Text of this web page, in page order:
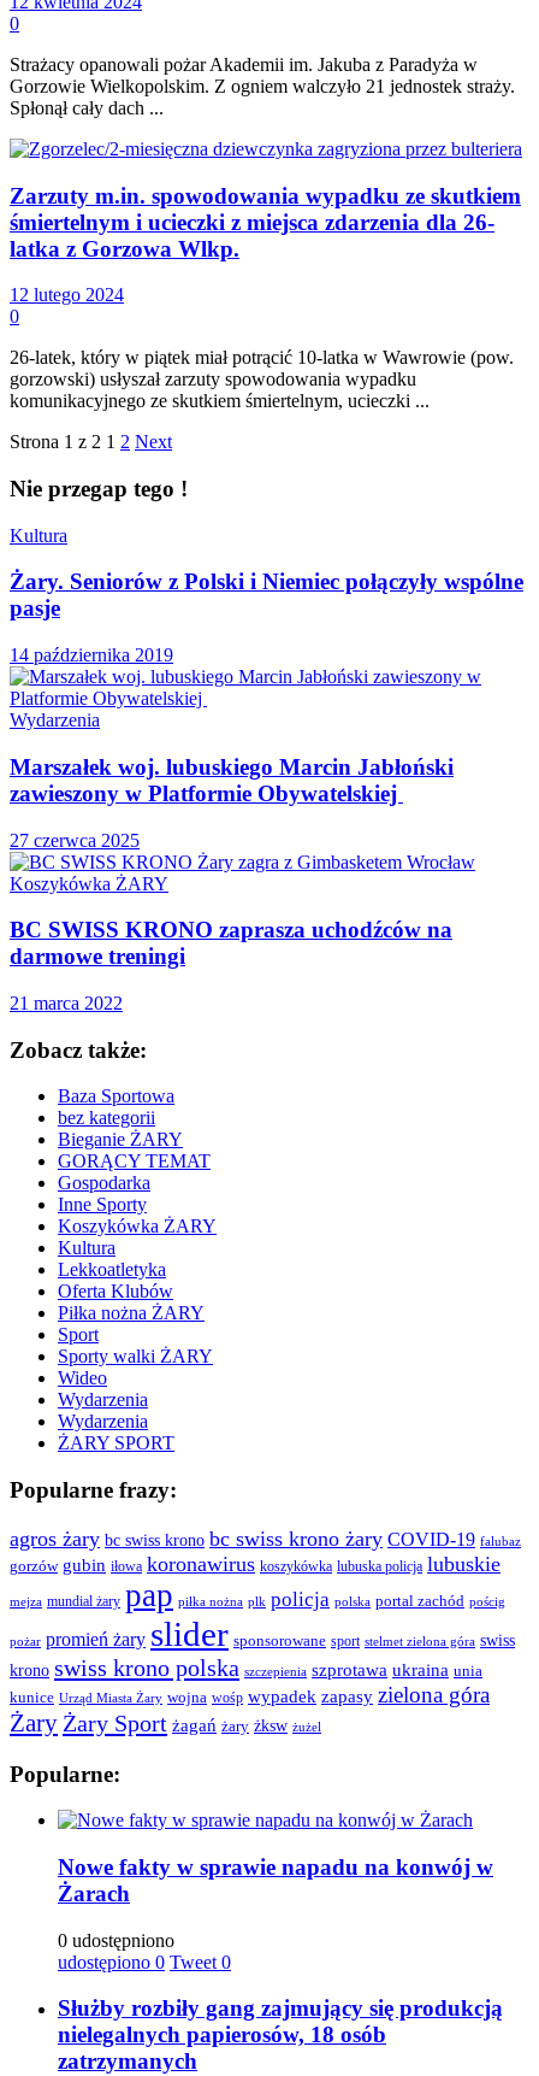
0
Strażacy opanowali pożar Akademii im. Jakuba z Paradyża w
Gorzowie Wielkopolskim. Z ogniem walczyło 21 jednostek straży.
Spłonął cały dach ...
Zarzuty m.in. spowodowania wypadku ze skutkiem
śmiertelnym i ucieczki z miejsca zdarzenia dla 26-
latka z Gorzowa Wlkp.
12 lutego 2024
0
26-latek, który w piątek miał potrącić 10-latka w Wawrowie (pow.
gorzowski) usłyszał zarzuty spowodowania wypadku
komunikacyjnego ze skutkiem śmiertelnym, ucieczki ...
Strona 1 z 2 1 2 Next
Nie przegap tego !
Kultura
Żary. Seniorów z Polski i Niemiec połączyły wspólne
pasje
14 października 2019
Wydarzenia
Marszałek woj. lubuskiego Marcin Jabłoński
zawieszony w Platformie Obywatelskiej
27 czerwca 2025
Koszykówka ŻARY
BC SWISS KRONO zaprasza uchodźców na
darmowe treningi
21 marca 2022
Zobacz także:
Baza Sportowa
bez kategorii
Bieganie ŻARY
GORĄCY TEMAT
Gospodarka
Inne Sporty
Koszykówka ŻARY
Kultura
Lekkoatletyka
Oferta Klubów
Piłka nożna ŻARY
Sport
Sporty walki ŻARY
Wideo
Wydarzenia
Wydarzenia
ŻARY SPORT
Popularne frazy:
agros żary bc swiss krono bc swiss krono żary COVID-19 falubaz
gorzów gubin iłowa koronawirus koszykówka lubuska policja lubuskie
mejza mundial żary pap piłka nożna plk policja polska portal zachód pościg
pożar promień żary slider sponsorowane sport stelmet zielona góra swiss
krono swiss krono polska szczepienia szprotawa ukraina unia
kunice Urząd Miasta Żary wojna wośp wypadek zapasy zielona góra
Żary Żary Sport żagań żary żksw żużel
Popularne:
Nowe fakty w sprawie napadu na konwój w
Żarach
0 udostępniono
udostępiono 0 Tweet 0
Służby rozbiły gang zajmujący się produkcją
nielegalnych papierosów, 18 osób
zatrzymanych